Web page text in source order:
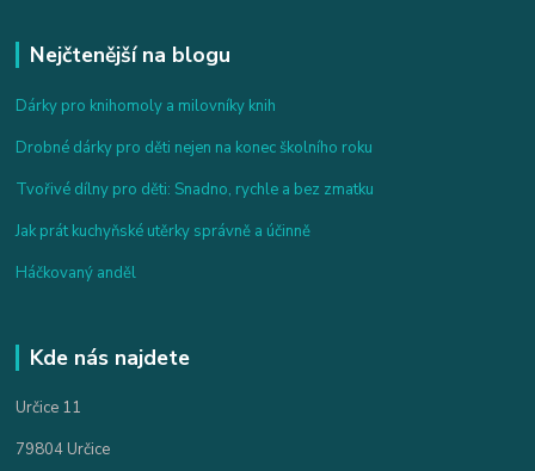
Nejčtenější na blogu
Dárky pro knihomoly a milovníky knih
Drobné dárky pro děti nejen na konec školního roku
Tvořivé dílny pro děti: Snadno, rychle a bez zmatku
Jak prát kuchyňské utěrky správně a účinně
Háčkovaný anděl
Kde nás najdete
Určice 11
79804 Určice